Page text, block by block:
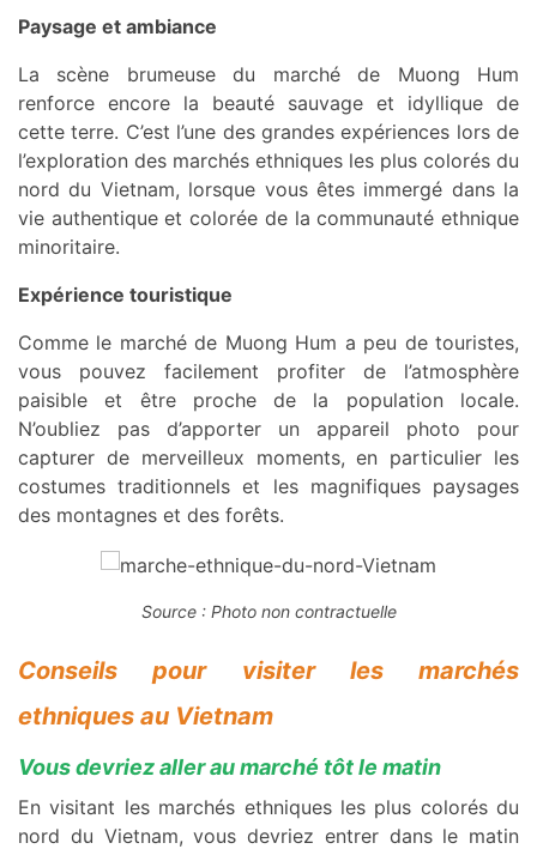
Paysage et ambiance
La scène brumeuse du marché de Muong Hum
renforce encore la beauté sauvage et idyllique de
cette terre. C’est l’une des grandes expériences lors de
l’exploration des marchés ethniques les plus colorés du
nord du Vietnam, lorsque vous êtes immergé dans la
vie authentique et colorée de la communauté ethnique
minoritaire.
Expérience touristique
Comme le marché de Muong Hum a peu de touristes,
vous pouvez facilement profiter de l’atmosphère
paisible et être proche de la population locale.
N’oubliez pas d’apporter un appareil photo pour
capturer de merveilleux moments, en particulier les
costumes traditionnels et les magnifiques paysages
des montagnes et des forêts.
Source : Photo non contractuelle
Conseils pour visiter les marchés
ethniques au Vietnam
Vous devriez aller au marché tôt le matin
En visitant les marchés ethniques les plus colorés du
nord du Vietnam, vous devriez entrer dans le matin